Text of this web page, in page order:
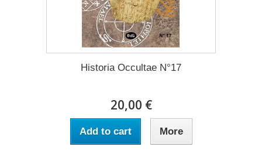
Historia Occultae N°17
20,00 €
Add to cart More